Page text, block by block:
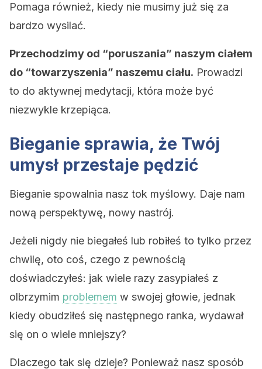
Pomaga również, kiedy nie musimy już się za
bardzo wysilać.
Przechodzimy od “poruszania” naszym ciałem
do “towarzyszenia” naszemu ciału. Prowadzi
to do aktywnej medytacji, która może być
niezwykle krzepiąca.
Bieganie sprawia, że Twój
umysł przestaje pędzić
Bieganie spowalnia nasz tok myślowy. Daje nam
nową perspektywę, nowy nastrój.
Jeżeli nigdy nie biegałeś lub robiłeś to tylko przez
chwilę, oto coś, czego z pewnością
doświadczyłeś: jak wiele razy zasypiałeś z
olbrzymim problemem w swojej głowie, jednak
kiedy obudziłeś się następnego ranka, wydawał
się on o wiele mniejszy?
Dlaczego tak się dzieje? Ponieważ nasz sposób